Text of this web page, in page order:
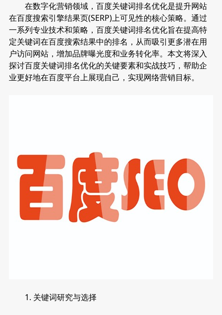
在数字化营销领域，百度关键词排名优化是提升网站
在百度搜索引擎结果页(SERP)上可见性的核心策略。通过
一系列专业技术和策略，百度关键词排名优化旨在提高特
定关键词在百度搜索结果中的排名，从而吸引更多潜在用
户访问网站，增加品牌曝光度和业务转化率。本文将深入
探讨百度关键词排名优化的关键要素和实战技巧，帮助企
业更好地在百度平台上展现自己，实现网络营销目标。
1. 关键词研究与选择